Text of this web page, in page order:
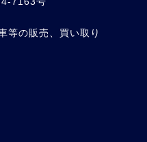
等の販売、買い取り